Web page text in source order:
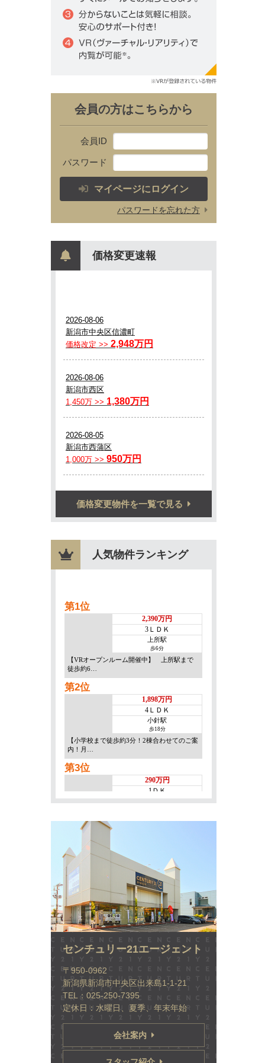
会員の方はこちらから
会員ID
パスワード
マイページにログイン
パスワードを忘れた方
価格変更速報
価格変更物件を一覧で見る
人気物件ランキング
センチュリー21エージェント
〒950-0962
新潟県新潟市中央区出来島1-1-21
TEL：025-250-7395
定休日：水曜日、夏季、年末年始
会社案内